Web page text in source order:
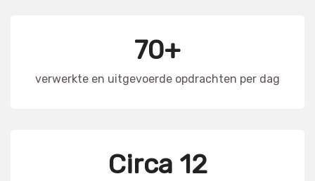
70+
verwerkte en uitgevoerde opdrachten per dag
Circa 12